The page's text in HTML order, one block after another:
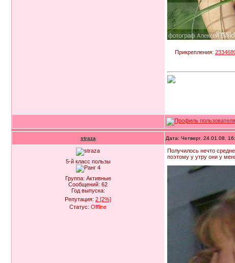
Прикрепления:
straza Дата: Четверг, 24.01.08,
5-й класс пользы
Группа: Активные
Сообщений: 62
Год выпуска:
Репутация: 2 [2%]
Статус: Offline
Получилось нечто
поэтому у утру они у